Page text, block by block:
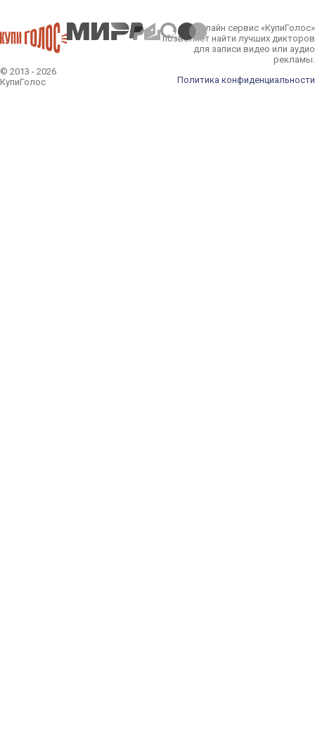
© 2013 - 2026
КупиГолос
Онлайн сервис «КупиГолос»
позволяет найти лучших дикторов
для записи видео или аудио
рекламы.
Политика конфиденциальности